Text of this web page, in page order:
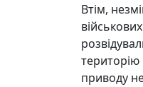
Втім,
приводу